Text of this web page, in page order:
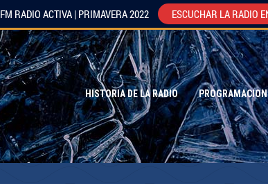
HISTORIA DE LA RADIO PROGRAMACION
FM RADIO ACTIVA | PRIMAVERA 2022 ESCUCHAR LA RADIO